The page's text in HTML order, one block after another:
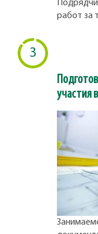
работ за
3
участия